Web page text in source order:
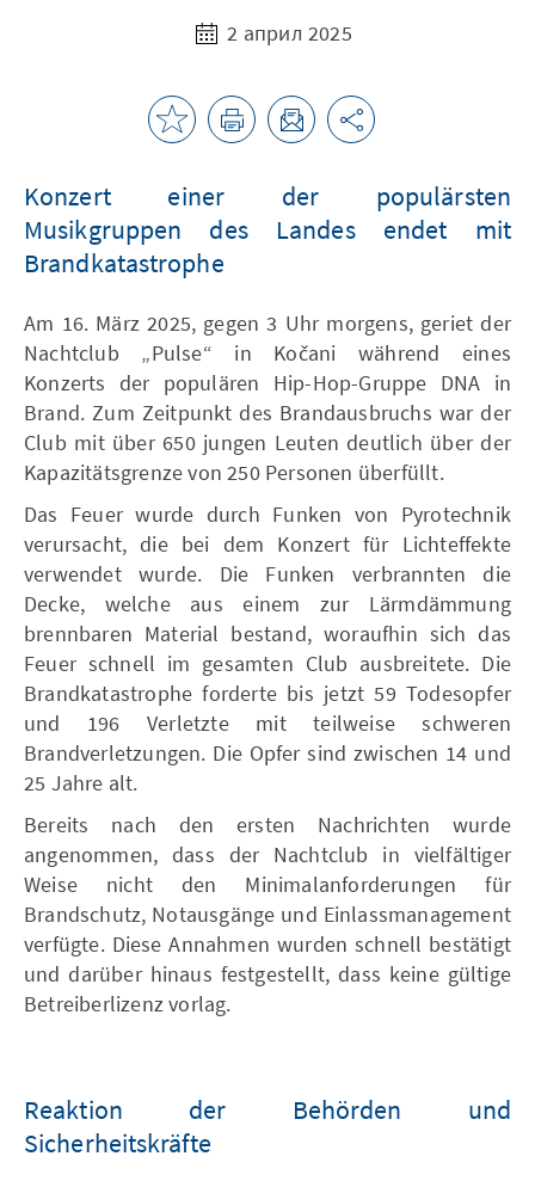
2 април 2025
Konzert einer der populärsten
Musikgruppen des Landes endet mit
Brandkatastrophe
Am 16. März 2025, gegen 3 Uhr morgens, geriet der
Nachtclub „Pulse“ in Kočani während eines
Konzerts der populären Hip-Hop-Gruppe DNA in
Brand. Zum Zeitpunkt des Brandausbruchs war der
Club mit über 650 jungen Leuten deutlich über der
Kapazitätsgrenze von 250 Personen überfüllt.
Das Feuer wurde durch Funken von Pyrotechnik
verursacht, die bei dem Konzert für Lichteffekte
verwendet wurde. Die Funken verbrannten die
Decke, welche aus einem zur Lärmdämmung
brennbaren Material bestand, woraufhin sich das
Feuer schnell im gesamten Club ausbreitete. Die
Brandkatastrophe forderte bis jetzt 59 Todesopfer
und 196 Verletzte mit teilweise schweren
Brandverletzungen. Die Opfer sind zwischen 14 und
25 Jahre alt.
Bereits nach den ersten Nachrichten wurde
angenommen, dass der Nachtclub in vielfältiger
Weise nicht den Minimalanforderungen für
Brandschutz, Notausgänge und Einlassmanagement
verfügte. Diese Annahmen wurden schnell bestätigt
und darüber hinaus festgestellt, dass keine gültige
Betreiberlizenz vorlag.
Reaktion der Behörden und
Sicherheitskräfte